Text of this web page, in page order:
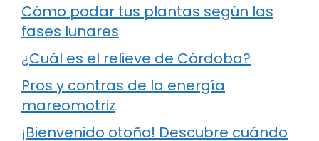
Cómo podar tus plantas según las
fases lunares
¿Cuál es el relieve de Córdoba?
Pros y contras de la energía
mareomotriz
¡Bienvenido otoño! Descubre cuándo